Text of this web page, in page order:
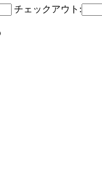
チェックアウト: